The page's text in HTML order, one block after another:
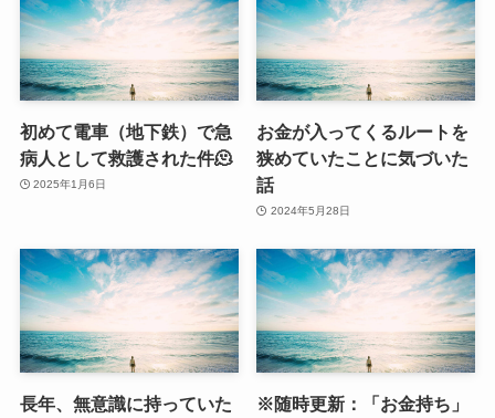
初めて電車（地下鉄）で急
病人として救護された件🫠
2025年1月6日
お金が入ってくるルートを
狭めていたことに気づいた
話
2024年5月28日
長年、無意識に持っていた
※随時更新：「お金持ち」